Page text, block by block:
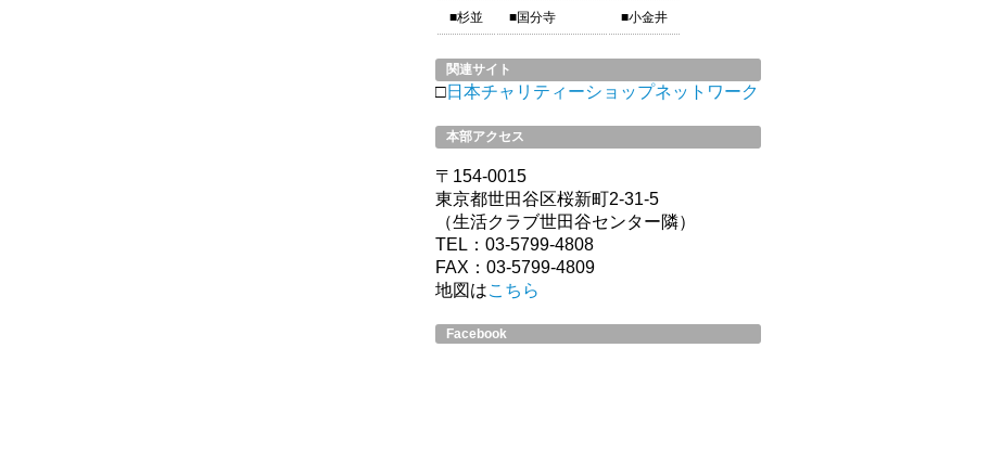
■杉並 ■国分寺 ■小金井
関連サイト
□日本チャリティーショップネットワーク
本部アクセス
〒154-0015
東京都世田谷区桜新町2-31-5
（生活クラブ世田谷センター隣）
TEL：03-5799-4808
FAX：03-5799-4809
地図はこちら
Facebook